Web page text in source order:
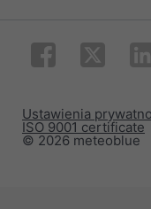
© 2026 meteoblue
ISO 9001 certificate
Ustawienia